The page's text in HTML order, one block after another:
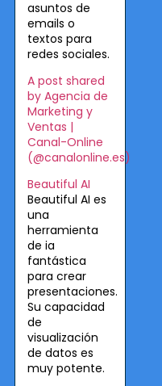
asuntos de
emails o
textos para
redes sociales.
A post shared
by Agencia de
Marketing y
Ventas |
Canal-Online
(@canalonline.es)
Beautiful AI
Beautiful AI es
una
herramienta
de ia
fantástica
para crear
presentaciones.
Su capacidad
de
visualización
de datos es
muy potente.